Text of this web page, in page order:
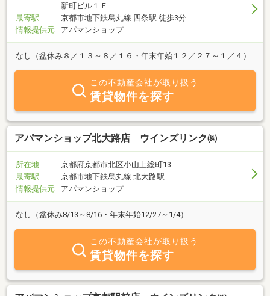
新町ビル１Ｆ
最寄駅
京都市地下鉄烏丸線 四条駅 徒歩3分
情報提供元
アパマンショップ
なし（盆休み８／１３～８／１６・年末年始１２／２７～１／４）
この不動産会社が取り扱う
賃貸物件を探す
アパマンショップ北大路店 ウインズリンク㈱
所在地
京都府京都市北区小山上総町13
最寄駅
京都市地下鉄烏丸線 北大路駅
情報提供元
アパマンショップ
なし（盆休み8/13～8/16・年末年始12/27～1/4）
この不動産会社が取り扱う
賃貸物件を探す